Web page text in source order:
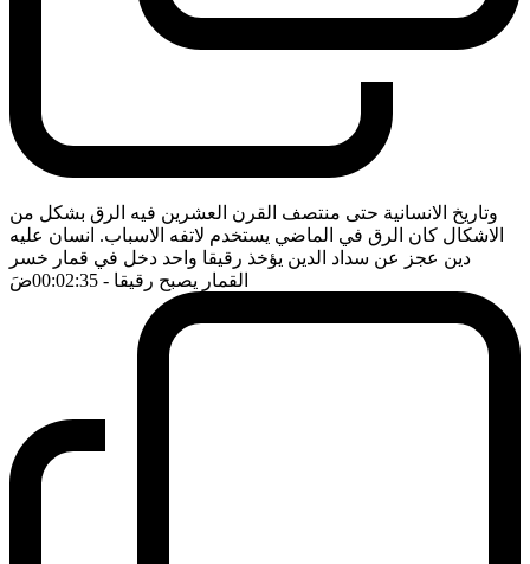
وتاريخ الانسانية حتى منتصف القرن العشرين فيه الرق بشكل من
الاشكال كان الرق في الماضي يستخدم لاتفه الاسباب. انسان عليه
دين عجز عن سداد الدين يؤخذ رقيقا واحد دخل في قمار خسر
القمار يصبح رقيقا - 00:02:35 ضَ